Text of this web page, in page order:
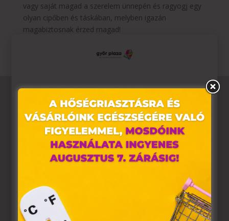
vagy saját magad a szerelem ünnepén és ragyogj egy
olyan cipőben és táskában, melyben igazán
magabiztosnak érzed magad!
Ez az oldal sütiket használ
Weboldalunkon „cookie"-kat (továbbiakban „süti")
alkalmazunk. Ezek olyan fájlok, melyek információt
tárolnak webes böngészőjében. Ehhez az Ön
hozzájárulása szükséges.
A „sütiket" az elektronikus hírközlésről szóló 2003. évi C.
törvény, az elektronikus kereskedelmi szolgáltatások, az
információs társadalommal összefüggő szolgáltatások
egyes kérdéseiről szóló 2001. évi CVIII. törvény, valamint
az Európai Unió előírásainak megfelelően használjuk.
Azon weblapoknak, melyek az Európai Unió országain